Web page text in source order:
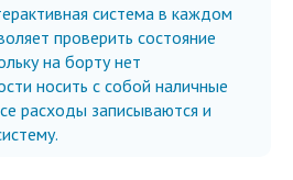
система в каждом
проверить состояние
на борту нет
носить с собой наличные
расходы записываются и